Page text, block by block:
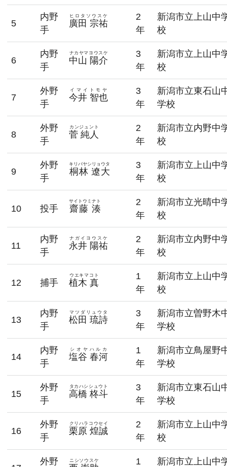
5
内野
手
廣田 宗祐
ヒロタソウスケ
2
年
新潟市立上山中
校
6
内野
手
中山 陽介
ナカヤマヨウスケ
3
年
新潟市立上山中
校
7
外野
手
今井 智也
イマイトモヤ
3
年
新潟市立東石山
学校
8
外野
手
菅 純人
カンジュント
2
年
新潟市立内野中
校
9
外野
手
桐林 遼大
キリバヤシリョウタ
3
年
新潟市立上山中
校
10 投手 齋藤 湊
サイトウミナト
2
年
新潟市立光晴中
校
11
内野
手
永井 陽祐
ナガイヨウスケ
2
年
新潟市立内野中
校
12 捕手 植木 真
ウエキマコト
1
年
新潟市立上山中
校
13
内野
手
松田 琉詩
マツダリュウタ
3
年
新潟市立曽野木
学校
14
内野
手
塩谷 春河
シオヤハルカ
1
年
新潟市立鳥屋野
学校
15
外野
手
高橋 柊斗
タカハシシュウト
3
年
新潟市立東石山
学校
16
外野
手
栗原 煌誠
クリハラコウセイ
2
年
新潟市立上山中
校
外野
ニシソウスケ
1
新潟市立上山中